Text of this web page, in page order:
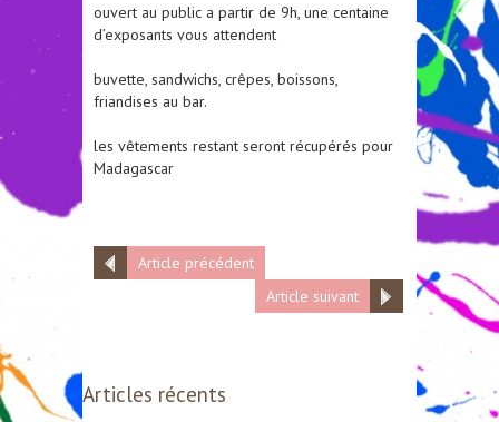
ouvert au public a partir de 9h, une centaine
d’exposants vous attendent
buvette, sandwichs, crêpes, boissons,
friandises au bar.
les vêtements restant seront récupérés pour
Madagascar
Article précédent
Article suivant
Articles récents